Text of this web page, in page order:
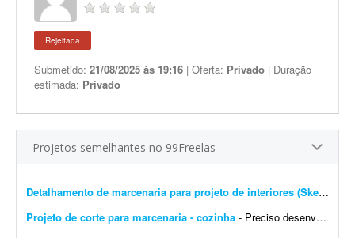
Rejeitada
Submetido: 21/08/2025 às 19:16 | Oferta: Privado | Duração
estimada: Privado
Projetos semelhantes no 99Freelas
Detalhamento de marcenaria para projeto de interiores (SketchUp)
Projeto de corte para marcenaria - cozinha - Preciso desenvolver o projeto de móveis da minha casa. Espero que o profissional proponha soluções baseadas nas medidas do ambiente e gere um projeto de corte compatível...